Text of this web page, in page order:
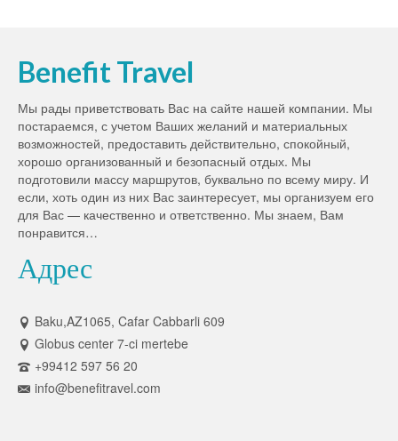
Benefit Travel
Мы рады приветствовать Вас на сайте нашей компании. Мы
постараемся, с учетом Ваших желаний и материальных
возможностей, предоставить действительно, спокойный,
хорошо организованный и безопасный отдых. Мы
подготовили массу маршрутов, буквально по всему миру. И
если, хоть один из них Вас заинтересует, мы организуем его
для Вас — качественно и ответственно. Мы знаем, Вам
понравится…
Адрес
Baku,AZ1065, Cafar Cabbarli 609
Globus center 7-ci mertebe
+99412 597 56 20
info@benefitravel.com